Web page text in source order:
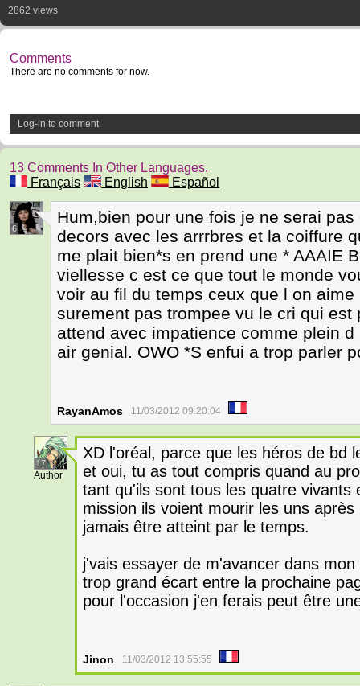
2862 views
Comments
There are no comments for now.
Log-in to comment
13 Comments In Other Languages.
Français
English Español
6
Hum,bien pour une fois je ne serai
decors avec les arrrbres et la coiffure
me plait bien*s en prend une * AAAIE
viellesse c est ce que tout le monde
voir au fil du temps ceux que l on
surement pas trompee vu le cri qui
attend avec impatience comme plein
air genial. OWO *S enfui a trop parler
RayanAmos 11/03/2012 09:20:04
17
Author
XD l'oréal, parce que les héros de bd
et oui, tu as tout compris quand au
tant qu'ils sont tous les quatre
mission ils voient mourir les uns
jamais être atteint par le temps.
j'vais essayer de m'avancer dans
trop grand écart entre la prochaine
pour l'occasion j'en ferais peut être
Jinon 11/03/2012 13:55:55